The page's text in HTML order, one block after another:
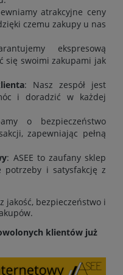
atrakcyjne ceny
czemu zakupy u nas
ekspresową
się swoimi zakupami jak
: Nasz zespół jest
i doradzić w każdej
o bezpieczeństwo
zapewniając pełną
: ASEE to zaufany sklep
i satysfakcję z
jakość, bezpieczeństwo i
klientów już